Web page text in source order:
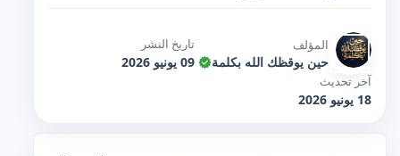
المؤلف
حين يوقظك الله بكلمة
تاريخ النشر
09 يونيو 2026
آخر تحديث
18 يونيو 2026